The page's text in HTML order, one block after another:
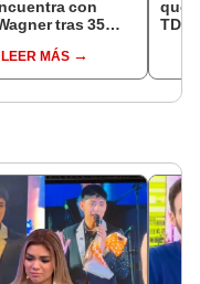
con
tras 35
sus vivencias
LEER MÁS
que